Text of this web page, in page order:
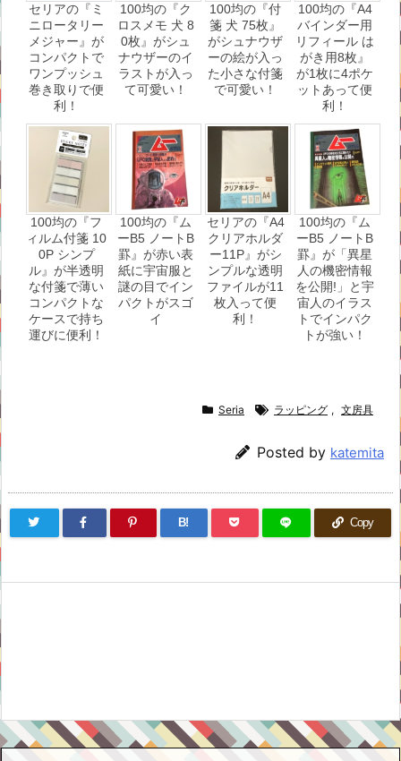
セリアの『ミ
ニロータリー
メジャー』が
コンパクトで
ワンプッシュ
巻き取りで便
利！
100均の『ク
ロスメモ 犬 8
0枚』がシュ
ナウザーのイ
ラストが入っ
て可愛い！
100均の『付
箋 犬 75枚』
がシュナウザ
ーの絵が入っ
た小さな付箋
で可愛い！
100均の『A4
バインダー用
リフィール は
がき用8枚』
が1枚に4ポケ
ットあって便
利！
100均の『フ
ィルム付箋 10
0P シンプ
ル』が半透明
な付箋で薄い
コンパクトな
ケースで持ち
運びに便利！
100均の『ム
ーB5 ノートB
罫』が赤い表
紙に宇宙服と
謎の目でイン
パクトがスゴ
イ
セリアの『A4
クリアホルダ
ー11P』がシ
ンプルな透明
ファイルが11
枚入って便
利！
100均の『ム
ーB5 ノートB
罫』が「異星
人の機密情報
を公開!」と宇
宙人のイラス
トでインパク
トが強い！
Seria ラッピング , 文房具
Posted by katemita
B! Copy